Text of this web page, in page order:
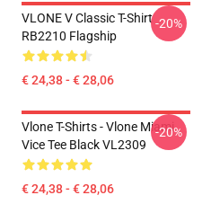
VLONE V Classic T-Shirt
RB2210 Flagship
€ 24,38 - € 28,06
-20%
Vlone T-Shirts - Vlone Miami
Vice Tee Black VL2309
€ 24,38 - € 28,06
-20%